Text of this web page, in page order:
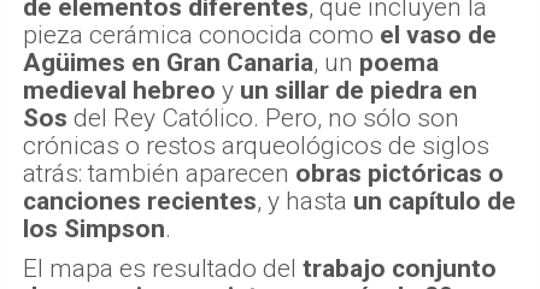
En Españase han identificadouna docena
de elementos diferentes, que incluyen la
pieza cerámica conocida comoel vaso de
Agüimes en Gran Canaria, unpoema
medieval hebreoyun sillar de piedra en
Sosdel Rey Católico. Pero, no sólo son
crónicas o restos arqueológicos de siglos
atrás: también aparecen obras pictóricas o
canciones recientes
los Simpson.